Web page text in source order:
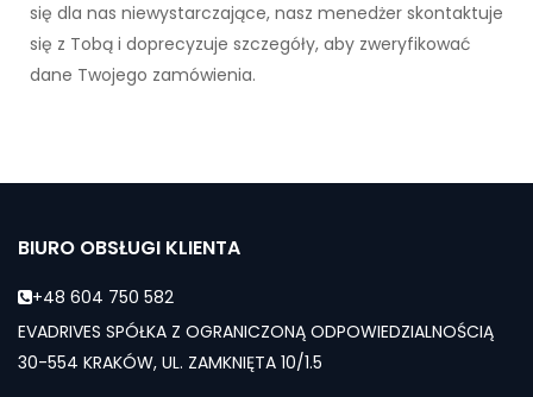
się dla nas niewystarczające, nasz menedżer skontaktuje
się z Tobą i doprecyzuje szczegóły, aby zweryfikować
dane Twojego zamówienia.
BIURO OBSŁUGI KLIENTA
+48 604 750 582
EVADRIVES SPÓŁKA Z OGRANICZONĄ ODPOWIEDZIALNOŚCIĄ
30-554 KRAKÓW, UL. ZAMKNIĘTA 10/1.5